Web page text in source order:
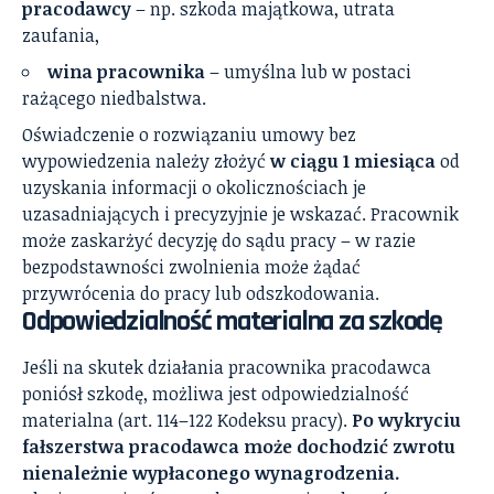
pracodawcy– np. szkoda majątkowa, utrata
zaufania,
wina pracownika– umyślna lub w postaci
rażącego niedbalstwa.
Oświadczenie o rozwiązaniu umowy bez
wypowiedzenia należy złożyćw ciągu 1 miesiącaod
uzyskania informacji o okolicznościach je
uzasadniających i precyzyjnie je wskazać. Pracownik
może zaskarżyć decyzję do sądu pracy – w razie
bezpodstawności zwolnienia może żądać
przywrócenia do pracy lub odszkodowania.
Odpowiedzialność materialna za szkodę
Jeśli na skutek działania pracownika pracodawca
poniósł szkodę, możliwa jest odpowiedzialność
materialna (art. 114–122 Kodeksu pracy). Po wykryciu
fałszerstwa pracodawca może dochodzić zwrotu
nienależnie wypłaconego wynagrodzenia.